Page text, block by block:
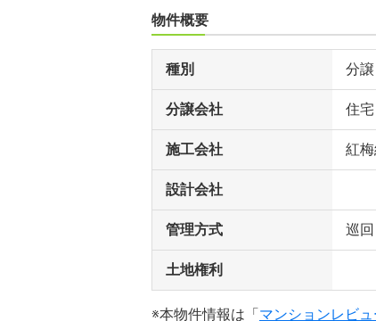
物件概要
種別 分譲
分譲会社 住
施工会社 紅梅
設計会社
管理方式 巡回
土地権利
※本物件情報は「 マンションレビュ